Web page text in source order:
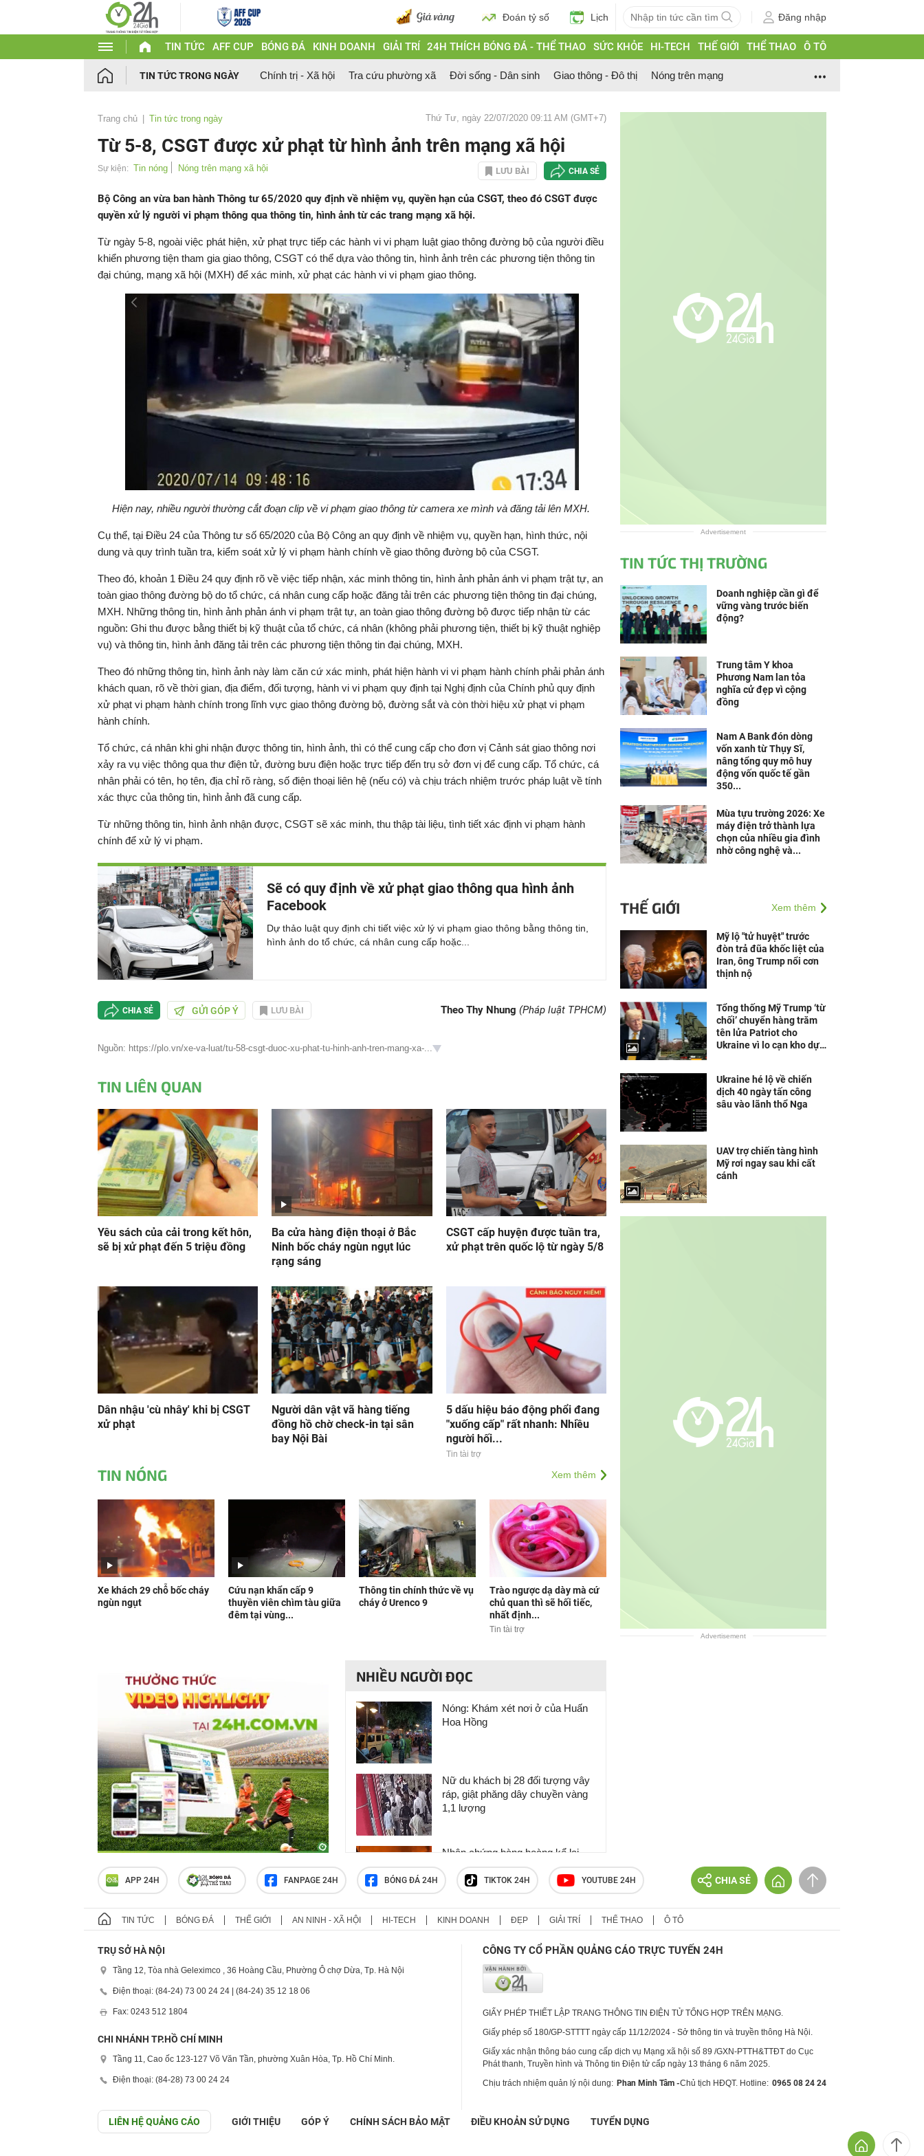
Đoán tỷ số Lịch Đăng nhập
TIN TỨC AFF CUP BÓNG ĐÁ KINH DOANH GIẢI TRÍ 24H THÍCH BÓNG ĐÁ - THỂ THAO SỨC KHỎE HI-TECH THẾ GIỚI THỂ THAO Ô TÔ
TIN TỨC TRONG NGÀY Chính trị - Xã hội Tra cứu phường xã Đời sống - Dân sinh Giao thông - Đô thị Nóng trên mạng
Trang chủ Tin tức trong ngày Thứ Tư, ngày 22/07/2020 09:11 AM (GMT+7)
Từ 5-8, CSGT được xử phạt từ hình ảnh trên mạng xã hội
Sự kiện: Tin nóng Nóng trên mạng xã hội LƯU BÀI CHIA SẺ
Bộ Công an vừa ban hành Thông tư 65/2020 quy định về nhiệm vụ, quyền hạn của CSGT, theo đó CSGT được
quyền xử lý người vi phạm thông qua thông tin, hình ảnh từ các trang mạng xã hội.
Từ ngày 5-8, ngoài việc phát hiện, xử phạt trực tiếp các hành vi vi phạm luật giao thông đường bộ của người điều
khiển phương tiện tham gia giao thông, CSGT có thể dựa vào thông tin, hình ảnh trên các phương tiện thông tin
đại chúng, mạng xã hội (MXH) để xác minh, xử phạt các hành vi vi phạm giao thông.
Hiện nay, nhiều người thường cắt đoạn clip về vi phạm giao thông từ camera xe mình và đăng tải lên MXH.
Cụ thể, tại Điều 24 của Thông tư số 65/2020 của Bộ Công an quy định về nhiệm vụ, quyền hạn, hình thức, nội
dung và quy trình tuần tra, kiểm soát xử lý vi phạm hành chính về giao thông đường bộ của CSGT.
Theo đó, khoản 1 Điều 24 quy định rõ về việc tiếp nhận, xác minh thông tin, hình ảnh phản ánh vi phạm trật tự, an
toàn giao thông đường bộ do tổ chức, cá nhân cung cấp hoặc đăng tải trên các phương tiện thông tin đại chúng,
MXH. Những thông tin, hình ảnh phản ánh vi phạm trật tự, an toàn giao thông đường bộ được tiếp nhận từ các
nguồn: Ghi thu được bằng thiết bị kỹ thuật của tổ chức, cá nhân (không phải phương tiện, thiết bị kỹ thuật nghiệp
vụ) và thông tin, hình ảnh đăng tải trên các phương tiện thông tin đại chúng, MXH.
Theo đó những thông tin, hình ảnh này làm căn cứ xác minh, phát hiện hành vi vi phạm hành chính phải phản ánh
khách quan, rõ về thời gian, địa điểm, đối tượng, hành vi vi phạm quy định tại Nghị định của Chính phủ quy định
xử phạt vi phạm hành chính trong lĩnh vực giao thông đường bộ, đường sắt và còn thời hiệu xử phạt vi phạm
hành chính.
Tổ chức, cá nhân khi ghi nhận được thông tin, hình ảnh, thì có thể cung cấp cho đơn vị Cảnh sát giao thông nơi
xảy ra vụ việc thông qua thư điện tử, đường bưu điện hoặc trực tiếp đến trụ sở đơn vị để cung cấp. Tổ chức, cá
nhân phải có tên, họ tên, địa chỉ rõ ràng, số điện thoại liên hệ (nếu có) và chịu trách nhiệm trước pháp luật về tính
xác thực của thông tin, hình ảnh đã cung cấp.
Từ những thông tin, hình ảnh nhận được, CSGT sẽ xác minh, thu thập tài liệu, tình tiết xác định vi phạm hành
chính để xử lý vi phạm.
Sẽ có quy định về xử phạt giao thông qua hình ảnh
Facebook
Dự thảo luật quy định chi tiết việc xử lý vi phạm giao thông bằng thông tin,
hình ảnh do tổ chức, cá nhân cung cấp hoặc...
CHIA SẺ GỬI GÓP Ý LƯU BÀI Theo Thy Nhung (Pháp luật TPHCM)
Nguồn: https://plo.vn/xe-va-luat/tu-58-csgt-duoc-xu-phat-tu-hinh-anh-tren-mang-xa-...
TIN LIÊN QUAN
Yêu sách của cải trong kết hôn,
sẽ bị xử phạt đến 5 triệu đồng
Ba cửa hàng điện thoại ở Bắc
Ninh bốc cháy ngùn ngụt lúc
rạng sáng
CSGT cấp huyện được tuần tra,
xử phạt trên quốc lộ từ ngày 5/8
Dân nhậu 'cù nhây' khi bị CSGT
xử phạt
Người dân vật vã hàng tiếng
đồng hồ chờ check-in tại sân
bay Nội Bài
5 dấu hiệu báo động phổi đang
"xuống cấp" rất nhanh: Nhiều
người hối...
Tin tài trợ
TIN NÓNG Xem thêm
Xe khách 29 chỗ bốc cháy
ngùn ngụt
Cứu nạn khẩn cấp 9
thuyền viên chìm tàu giữa
đêm tại vùng...
Thông tin chính thức về vụ
cháy ở Urenco 9
Trào ngược dạ dày mà cứ
chủ quan thì sẽ hối tiếc,
nhất định...
Tin tài trợ
NHIỀU NGƯỜI ĐỌC
Nóng: Khám xét nơi ở của Huấn
Hoa Hồng
Nữ du khách bị 28 đối tượng vây
ráp, giật phăng dây chuyền vàng
1,1 lượng
Nhân chứng bàng hoàng kể lại
khoảnh khắc chợ Biên Hòa bốc
cháy
Giếng tự phun khí và nước cực
chóng mặt
Advertisement
TIN TỨC THỊ TRƯỜNG
Doanh nghiệp cần gì để
vững vàng trước biến
động?
Trung tâm Y khoa
Phương Nam lan tỏa
nghĩa cử đẹp vì cộng
đồng
Nam A Bank đón dòng
vốn xanh từ Thụy Sĩ,
nâng tổng quy mô huy
động vốn quốc tế gần
350...
Mùa tựu trường 2026: Xe
máy điện trở thành lựa
chọn của nhiều gia đình
nhờ công nghệ và...
THẾ GIỚI Xem thêm
Mỹ lộ "tử huyệt" trước
đòn trả đũa khốc liệt của
Iran, ông Trump nổi cơn
thịnh nộ
Tổng thống Mỹ Trump ‘từ
chối’ chuyển hàng trăm
tên lửa Patriot cho
Ukraine vì lo cạn kho dự
Ukraine hé lộ về chiến
dịch 40 ngày tấn công
sâu vào lãnh thổ Nga
UAV trợ chiến tàng hình
Mỹ rơi ngay sau khi cất
cánh
Advertisement
APP 24H FANPAGE 24H BÓNG ĐÁ 24H TIKTOK 24H YOUTUBE 24H CHIA SẺ
TIN TỨC BÓNG ĐÁ THẾ GIỚI AN NINH - XÃ HỘI HI-TECH KINH DOANH ĐẸP GIẢI TRÍ THỂ THAO Ô TÔ
TRỤ SỞ HÀ NỘI
Tầng 12, Tòa nhà Geleximco , 36 Hoàng Cầu, Phường Ô chợ Dừa, Tp. Hà Nội
Điện thoại: (84-24) 73 00 24 24 | (84-24) 35 12 18 06
Fax: 0243 512 1804
CHI NHÁNH TP.HỒ CHÍ MINH
Tầng 11, Cao ốc 123-127 Võ Văn Tần, phường Xuân Hòa, Tp. Hồ Chí Minh.
Điện thoại: (84-28) 73 00 24 24
CÔNG TY CỔ PHẦN QUẢNG CÁO TRỰC TUYẾN 24H
GIẤY PHÉP THIẾT LẬP TRANG THÔNG TIN ĐIỆN TỬ TỔNG HỢP TRÊN MẠNG.
Giấy phép số 180/GP-STTTT ngày cấp 11/12/2024 - Sở thông tin và truyền thông Hà Nội.
Giấy xác nhận thông báo cung cấp dịch vụ Mạng xã hội số 89 /GXN-PTTH&TTĐT do Cục
Phát thanh, Truyền hình và Thông tin Điện tử cấp ngày 13 tháng 6 năm 2025.
Chịu trách nhiệm quản lý nội dung: Phan Minh Tâm -Chủ tịch HĐQT. Hotline: 0965 08 24 24
LIÊN HỆ QUẢNG CÁO GIỚI THIỆU GÓP Ý CHÍNH SÁCH BẢO MẬT ĐIỀU KHOẢN SỬ DỤNG TUYỂN DỤNG